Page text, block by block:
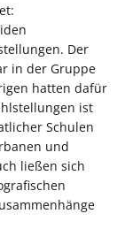
Der
in der Gruppe
hatten dafür
ist
Schulen
und
ließen sich